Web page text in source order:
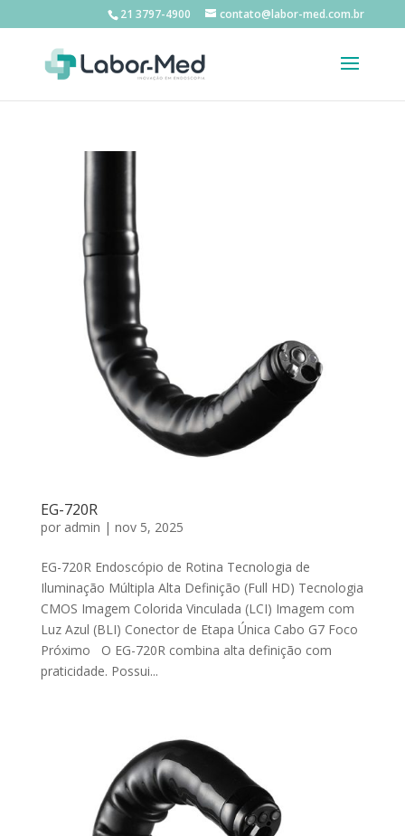
21 3797-4900 contato@labor-med.com.br
EG-720R
por admin | nov 5, 2025
EG-720R Endoscópio de Rotina Tecnologia de
Iluminação Múltipla Alta Definição (Full HD) Tecnologia
CMOS Imagem Colorida Vinculada (LCI) Imagem com
Luz Azul (BLI) Conector de Etapa Única Cabo G7 Foco
Próximo O EG-720R combina alta definição com
praticidade. Possui...